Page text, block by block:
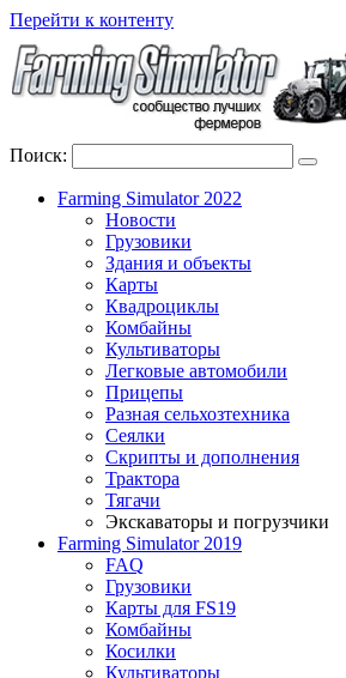
Перейти к контенту
Поиск:
Farming Simulator 2022
Новости
Грузовики
Здания и объекты
Карты
Квадроциклы
Комбайны
Культиваторы
Легковые автомобили
Прицепы
Разная сельхозтехника
Сеялки
Скрипты и дополнения
Трактора
Тягачи
Экскаваторы и погрузчики
Farming Simulator 2019
FAQ
Грузовики
Карты для FS19
Комбайны
Косилки
Культиваторы